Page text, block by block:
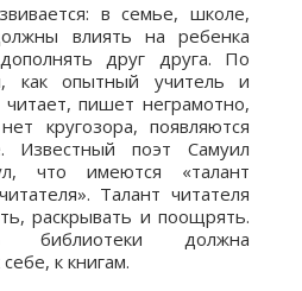
в семье, школе,
влиять на ребенка
друг друга. По
как опытный учитель и
пишет неграмотно,
кругозора, появляются
Известный поэт Самуил
что имеются «талант
Талант читателя
раскрывать и поощрять.
библиотеки должна
к книгам.